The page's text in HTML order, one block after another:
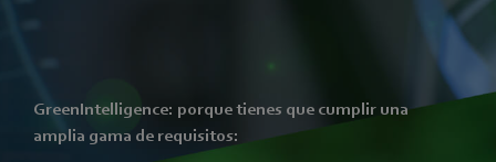
GreenIntelligence: porque tienes que cumplir una
amplia gama de requisitos: